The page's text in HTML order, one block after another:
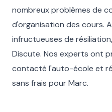
nombreux problèmes de
d'organisation des cours.
infructueuses de
Discute. Nos experts ont
contacté l'auto-école et
sans frais pour Marc.